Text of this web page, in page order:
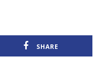
SHARE